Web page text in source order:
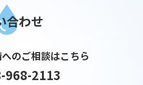
合わせ
のご相談はこちら
968-2113